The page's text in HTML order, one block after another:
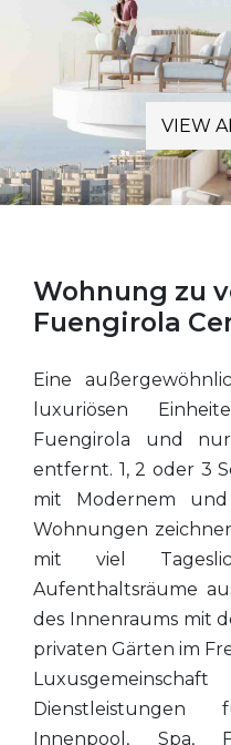
VIEW
Wohnung zu
Fuengirola
Eine
luxuriösen
Fuengirola und
entfernt. 1, 2 oder 3
mit Modernem
Wohnungen
mit viel
Aufenthaltsräume
des Innenraums mit
privaten Gärten im
Innenpool, Spa,